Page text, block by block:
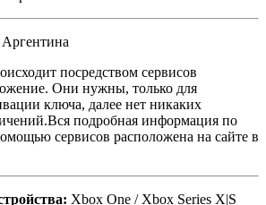
Аргентина
посредством сервисов
Они нужны, только для
ключа, далее нет никаких
подробная информация по
сервисов расположена на сайте в
Xbox One / Xbox Series X|S